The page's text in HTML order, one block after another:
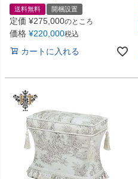
送料無料 開梱設置
定価 ¥275,000のところ
価格 ¥220,000税込
カートに入れる